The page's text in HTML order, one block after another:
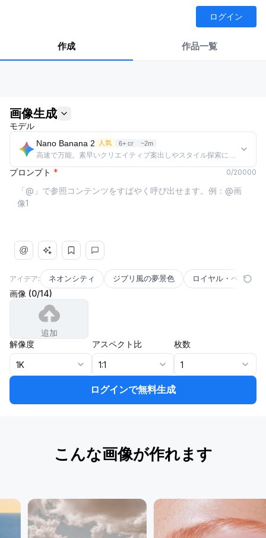
ログイン
作成 作品一覧
画像生成
モデル
Nano Banana 2 人気 6+ cr ~2m
高速で万能。素早いクリエイティブ案出しやスタイル探索に最適。
プロンプト * 0/20000
@
アイデア: ネオンシティ ジブリ風の夢景色 ロイヤル・ペット
画像 (0/14)
追加
解像度
1K
アスペクト比
1:1
枚数
1
ログインで無料生成
こんな画像が作れます